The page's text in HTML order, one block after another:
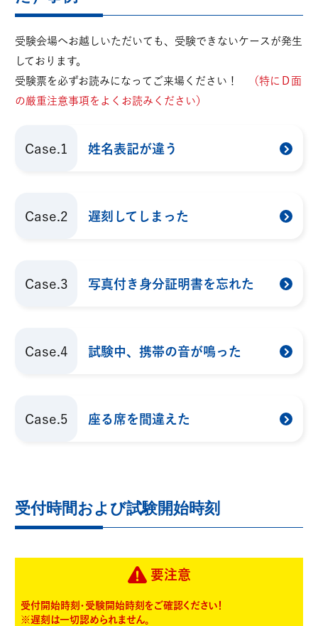
受験会場へお越しいただいても、受験できないケースが発生
しております。
受験票を必ずお読みになってご来場ください！
（特にＤ面
の厳重注意事項をよくお読みください）
Case.1 姓名表記が違う
Case.2 遅刻してしまった
Case.3 写真付き身分証明書を忘れた
Case.4 試験中、携帯の音が鳴った
Case.5 座る席を間違えた
受付時間および試験開始時刻
要注意
受付開始時刻・受験開始時刻をご確認ください！
※遅刻は一切認められません。